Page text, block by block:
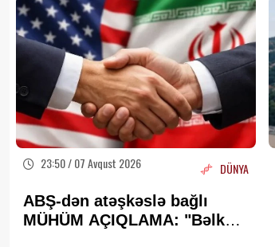
23:50 / 07 Avqust 2026 DÜNYA
ABŞ-dən atəşkəslə bağlı
MÜHÜM AÇIQLAMA: "Bəlkə